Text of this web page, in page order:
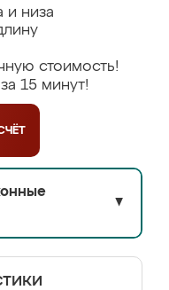
и низа
стоимость!
15 минут!
▼